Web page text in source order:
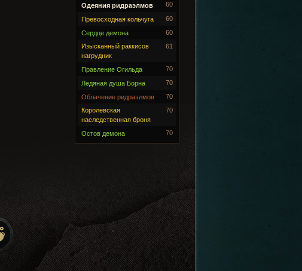
Одеяния ридраэлмов 60
Превосходная кольчуга 60
Сердце демона
60
Изысканный раккисов
нагрудник
61
Правление Огильда 70
Ледяная душа Борна 70
Облачение ридраэлмов
70
Королевская
наследственная броня
70
Остов демона 70